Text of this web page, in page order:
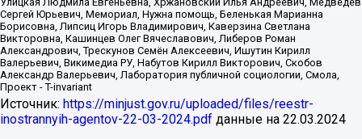
Источник: https://minjust.gov.ru/uploaded/files/reestr-
inostrannyih-agentov-22-03-2024.pdf данные на 22.03.2024